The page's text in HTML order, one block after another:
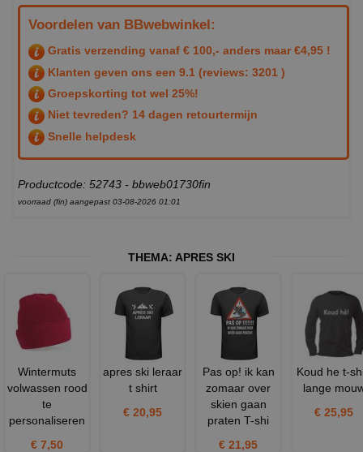
Voordelen van BBwebwinkel:
Gratis verzending vanaf € 100,- anders maar €4,95 !
Klanten geven ons een 9.1 (reviews: 3201 )
Groepskorting tot wel 25%!
Niet tevreden? 14 dagen retourtermijn
Snelle helpdesk
Productcode: 52743 - bbweb01730fin
voorraad (fin) aangepast 03-08-2026 01:01
THEMA: APRES SKI
Wintermuts
volwassen rood
te
personaliseren
€ 7,50
apres ski leraar
t shirt
€ 20,95
Pas op! ik kan
zomaar over
skien gaan
praten T-shi
€ 21,95
Koud he t-
lange
€ 25,95